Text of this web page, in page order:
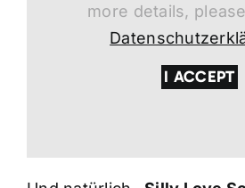
more details,
I ACCEPT